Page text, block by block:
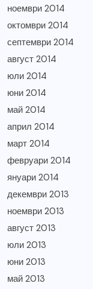
ноември 2014
октомври 2014
септември 2014
август 2014
юли 2014
юни 2014
май 2014
април 2014
март 2014
февруари 2014
януари 2014
декември 2013
ноември 2013
август 2013
юли 2013
юни 2013
май 2013